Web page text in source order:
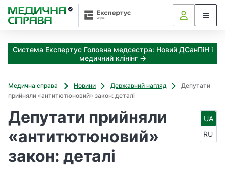
Система Експертус Головна медсестра: Новий ДСанПіН і
медичний клінінг →
Медична справа Новини Державний нагляд
Депутати
прийняли «антитютюновий» закон: деталі
Депутати прийняли
«антитютюновий»
закон: деталі
UA
RU
З
а
к
з
о
м
н